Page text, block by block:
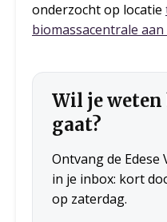
onderzocht op locatie
biomassacentrale aan
Wil je
gaat?
Ontvang de Edese
in je inbox: kort
op zaterdag.